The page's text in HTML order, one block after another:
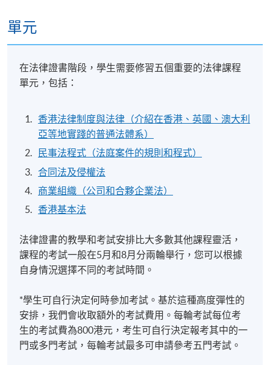
師或事務律師的綠色通道。完成PCLL的學習後，畢業
法律行政人員高等文憑(本科程度)
學員可以從法律證書課程（專業班）起步，踏入PCLL
多數法律課程的畢業生無法享受的權益。法律證書系
列課程的最後一個階段，即法律行政人員高等文憑(本
科程度)課程，為修讀完法律證書系列課程前三階段的
學員提供一條快捷、靈活和更經濟的入讀PCLL的途
同試) 優先錄取的機會
法律證書系列課程也可以助您提升獲競爭激烈的英國
及香港法律學士程度文憑 (專業共同試)錄取的機會。每
年有許多從法律證書課程起步的學生被英國及香港法
單元
在法律證書階段，學生需要修習五個重要的法律課程
單元，包括：
香港法律制度與法律（介紹在香港、英國、澳大利
亞等地實踐的普通法體系）
民事法程式（法庭案件的規則和程式）
合同法及侵權法
商業組織（公司和合夥企業法）
香港基本法
法律證書的教學和考試安排比大多數其他課程靈活，
課程的考試一般在5月和8月分兩輪舉行，您可以根據
自身情況選擇不同的考試時間。
*學生可自行決定何時參加考試。基於這種高度彈性的
安排，我們會收取額外的考試費用。每輪考試每位考
生的考試費為800港元，考生可自行決定報考其中的一
門或多門考試，每輪考試最多可申請參考五門考試。